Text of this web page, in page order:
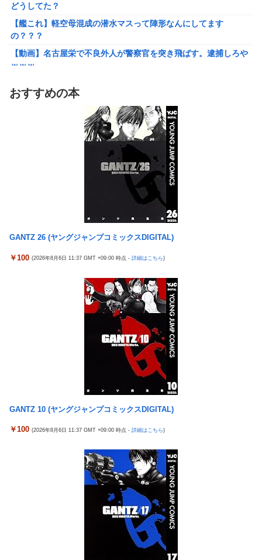
【動画】名古屋栄で不良外人が警察官を突き飛ばす。逮捕しろや
ｗｗｗ
【勇者王ガオガイガー】PLAMATEA「獅子王凱」プラモデル
【明日予約開始】
無理やり家族旅行に付いてきて露天風呂でも大声で嫌味を言う
決行した前代未聞の返り討ちがこちら←身体を張った捨て身の反
撃すぎる
【悲報】女「丸亀製麺美味しかったね」俺「また来ようよ」店員
「お会計2380円になりまーす」→その後『こう』なったんだが俺
悪くないよな？？？？？？？？
【驚愕】ユーチューバー「撮影で使うから、この高級時計も車も
ぜ～んぶ経費でタダ！ｗ」←まさかコレ本気にしてる奴なんてお
らんよな？よな？w w w w w w w w w w w
【衝撃画像】ババアがジジイにチェーンソー！？←一体何があっ
たんやコレw w w w w w w w w
【悲報】みい山の作者、自分の過去を消しまくる
が逮捕
【悲報】俺、「株の損失」が凄すぎて死にたい・・・
東京五輪出場の元重量挙げ日本代表選手逮捕 コンビニで卵2パ
ックとしょうゆ1本(835円相当)万引きし店長をケガさせたか
国民「円安で生活が苦しい！」高市「すぐにアメリカと異例の協
調介入して円高にしました」
水戸かな 人妻・主婦 不倫した【妻・かな】とその【相手・美
咲】にチ×ポを捻じ込んで子宮で理解らせてやった。
「コンビニ、馬鹿にすんなよ」→あのオーナー夫婦、不起訴ｗｗ
落ちる
高市政権「減税します」→財源「これから考えます」
【速報】日本一ソフトウェア「定価9000円のゲームです。買って
下さい。」→結果・・・
【訃報】人気Vtuberの犬、19歳で死去
とんでもない「積みプラ」がテレビで放送されてしまう
【正論】X民「真の弱者男性は恋愛ゲームとかアニメ見てない。
本当の闇を見せるね」←170000バズwwwwwww
どうしてた？
【艦これ】軽空母混成の潜水マスって陣形なんにしてます
の？？？
【動画】名古屋栄で不良外人が警察官を突き飛ばす。逮捕しろや
ｗｗｗ
【明日予約開始】
無理やり家族旅行に付いてきて露天風呂でも大声で嫌味を言う
姑。爆発寸前の私が他の客の前で「一世一代の勇気」を振り絞り
決行した前代未聞の返り討ちがこちら←身体を張った捨て身の反
【悲報】まどマギ映画、来月公開なのに話題にならない
【悲報】Amazon、デザイン改悪か
【愕然】ワイ、久しぶりに元カノのインスタ見た結果とんでもな
オコエ瑠偉、メキシコに渡って2球団を即クビ→SNS更新が3ヶ月
間止まって消息不明に
と「Type-B」になってしまう
「コンビニ、馬鹿にすんなよ」→あのオーナー夫婦、不起訴ｗｗ
【悲報】ジャンプ、ついに98万部…全盛期653万部からここまで
高市政権「減税します」→財源「これから考えます」
【悲報】熊本は猛暑と断水…その頃、茂木外相は中南米でニッコ
【エ□漫画】 学校で一番人気で憧れの清楚美人先輩JKに何故か突
然エ□動画撮影の竿役を頼まれて…！？
は直近での値上げ可能性低い」
エクスアリーナ松戸がディスクアップ2を撤去したらしくディス
クアッパーさん達から落胆の声
セクシー女優「熊本に300万円寄付します」 アンチ「汚い金あり
【実戦報告】eSAOアリシゼーションの評判まとめ！新台稼働
No.1！出率98％、平均19回転とフェアに楽しめる数値が出てい
おすすめの本
GANTZ 26 (ヤングジャンプコミックスDIGITAL)
￥100 (2026年8月6日 11:37 GMT +09:00 時点 - 詳細はこちら)
GANTZ 10 (ヤングジャンプコミックスDIGITAL)
￥100 (2026年8月6日 11:37 GMT +09:00 時点 - 詳細はこちら)